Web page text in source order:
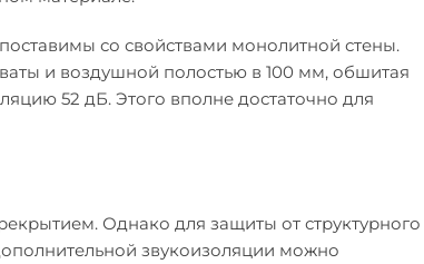
со свойствами монолитной стены.
и воздушной полостью в 100 мм, обшитая
52 дБ. Этого вполне достаточно для
Однако для защиты от структурного
звукоизоляции можно